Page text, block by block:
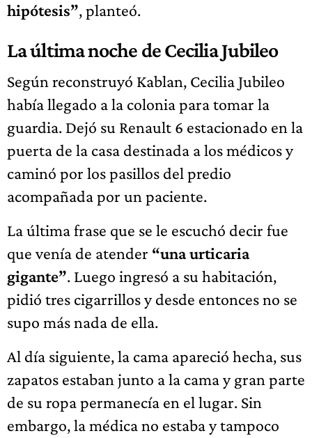
hipótesis”, planteó.
La última noche de Cecilia Jubileo
Según reconstruyó Kablan, Cecilia Jubileo
había llegado a la colonia para tomar la
guardia. Dejó su Renault 6 estacionado en la
puerta de la casa destinada a los médicos y
caminó por los pasillos del predio
acompañada por un paciente.
La última frase que se le escuchó decir fue
que venía de atender “una urticaria
gigante”. Luego ingresó a su habitación,
pidió tres cigarrillos y desde entonces no se
supo más nada de ella.
Al día siguiente, la cama apareció hecha, sus
zapatos estaban junto a la cama y gran parte
de su ropa permanecía en el lugar. Sin
embargo, la médica no estaba y tampoco